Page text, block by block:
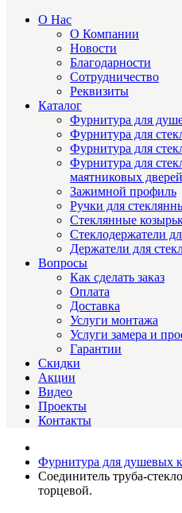
О Нас
О Компании
Новости
Благодарности
Сотрудничество
Реквизиты
Каталог
Фурнитура для
Фурнитура для
Фурнитура для
Фурнитура для
маятниковых дверей
Зажимной профиль
Ручки для
Стеклянные
Стеклодержатели
Держатели для
Вопросы
Как сделать заказ
Оплата
Доставка
Услуги монтажа
Услуги замера и
Гарантии
Скидки
Акции
Видео
Проекты
Контакты
Фурнитура для душевых
Соединитель труба-
торцевой.